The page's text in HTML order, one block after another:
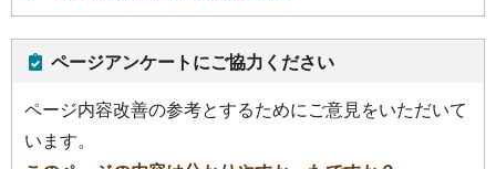
ページアンケートにご協力ください
ページ内容改善の参考とするためにご意見をいただいて
います。